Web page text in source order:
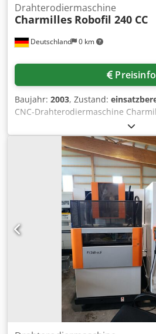
Deutschland 0 km
Drahterodiermaschine
Charmilles Robofil 240 CC
Preisinfo
Baujahr: 2003, Zustand:
CNC-Drahterodiermaschine
Verfügung. Verfahrweg X/Y/Z:
Verfahrweg U/V: 350mm/220mm,
max. Konikhöhe: 220mm, max.
X/Y/Z: 1100mm/550mm/220mm,
750kg, Tischdimensionen X/Y:
Maschinendimensionen X/Y/Z:
Gewicht: ca. 3250kg,
Dokumentation vorhanden. Eine
möglich. Dedoy R Dtcopfx Ag Dowa